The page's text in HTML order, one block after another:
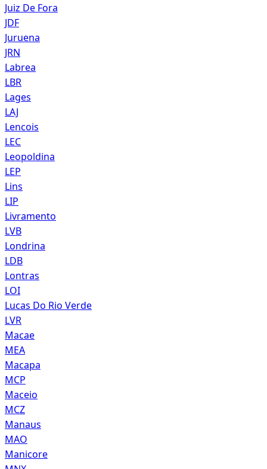
Juiz De Fora
JDF
Juruena
JRN
Labrea
LBR
Lages
LAJ
Lencois
LEC
Leopoldina
LEP
Lins
LIP
Livramento
LVB
Londrina
LDB
Lontras
LOI
Lucas Do Rio Verde
LVR
Macae
MEA
Macapa
MCP
Maceio
MCZ
Manaus
MAO
Manicore